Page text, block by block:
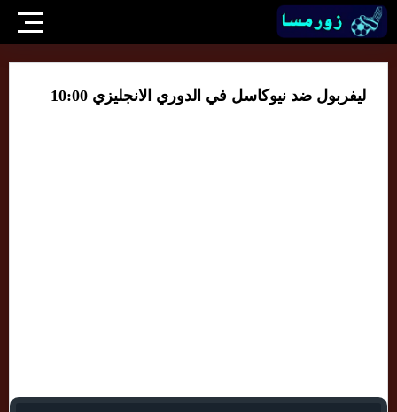
ليفربول ضد نيوكاسل في الدوري الانجليزي 10:00